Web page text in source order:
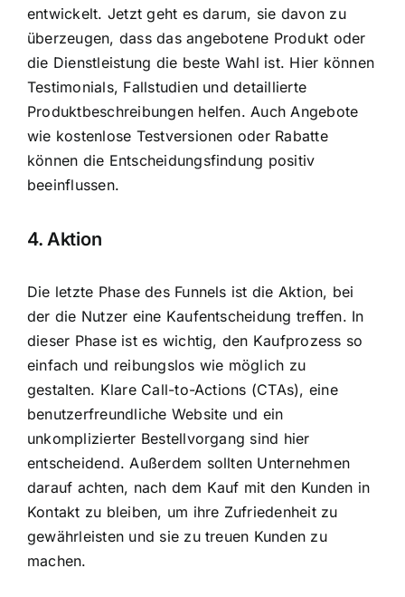
entwickelt. Jetzt geht es darum, sie davon zu
überzeugen, dass das angebotene Produkt oder
die Dienstleistung die beste Wahl ist. Hier können
Testimonials, Fallstudien und detaillierte
Produktbeschreibungen helfen. Auch Angebote
wie kostenlose Testversionen oder Rabatte
können die Entscheidungsfindung positiv
beeinflussen.
4. Aktion
Die letzte Phase des Funnels ist die Aktion, bei
der die Nutzer eine Kaufentscheidung treffen. In
dieser Phase ist es wichtig, den Kaufprozess so
einfach und reibungslos wie möglich zu
gestalten. Klare Call-to-Actions (CTAs), eine
benutzerfreundliche Website und ein
unkomplizierter Bestellvorgang sind hier
entscheidend. Außerdem sollten Unternehmen
darauf achten, nach dem Kauf mit den Kunden in
Kontakt zu bleiben, um ihre Zufriedenheit zu
gewährleisten und sie zu treuen Kunden zu
machen.